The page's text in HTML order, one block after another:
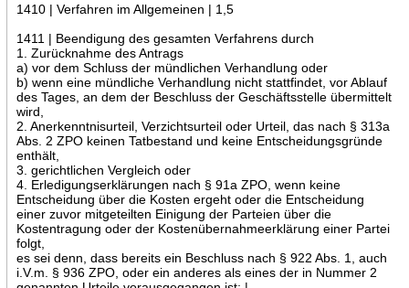
1410 | Verfahren im Allgemeinen | 1,5
1411 | Beendigung des gesamten Verfahrens durch
1. Zurücknahme des Antrags
a) vor dem Schluss der mündlichen Verhandlung oder
b) wenn eine mündliche Verhandlung nicht stattfindet, vor Ablauf
des Tages, an dem der Beschluss der Geschäftsstelle übermittelt
wird,
2. Anerkenntnisurteil, Verzichtsurteil oder Urteil, das nach § 313a
Abs. 2 ZPO keinen Tatbestand und keine Entscheidungsgründe
enthält,
3. gerichtlichen Vergleich oder
4. Erledigungserklärungen nach § 91a ZPO, wenn keine
Entscheidung über die Kosten ergeht oder die Entscheidung
einer zuvor mitgeteilten Einigung der Parteien über die
Kostentragung oder der Kostenübernahmeerklärung einer Partei
folgt,
es sei denn, dass bereits ein Beschluss nach § 922 Abs. 1, auch
i.V.m. § 936 ZPO, oder ein anderes als eines der in Nummer 2